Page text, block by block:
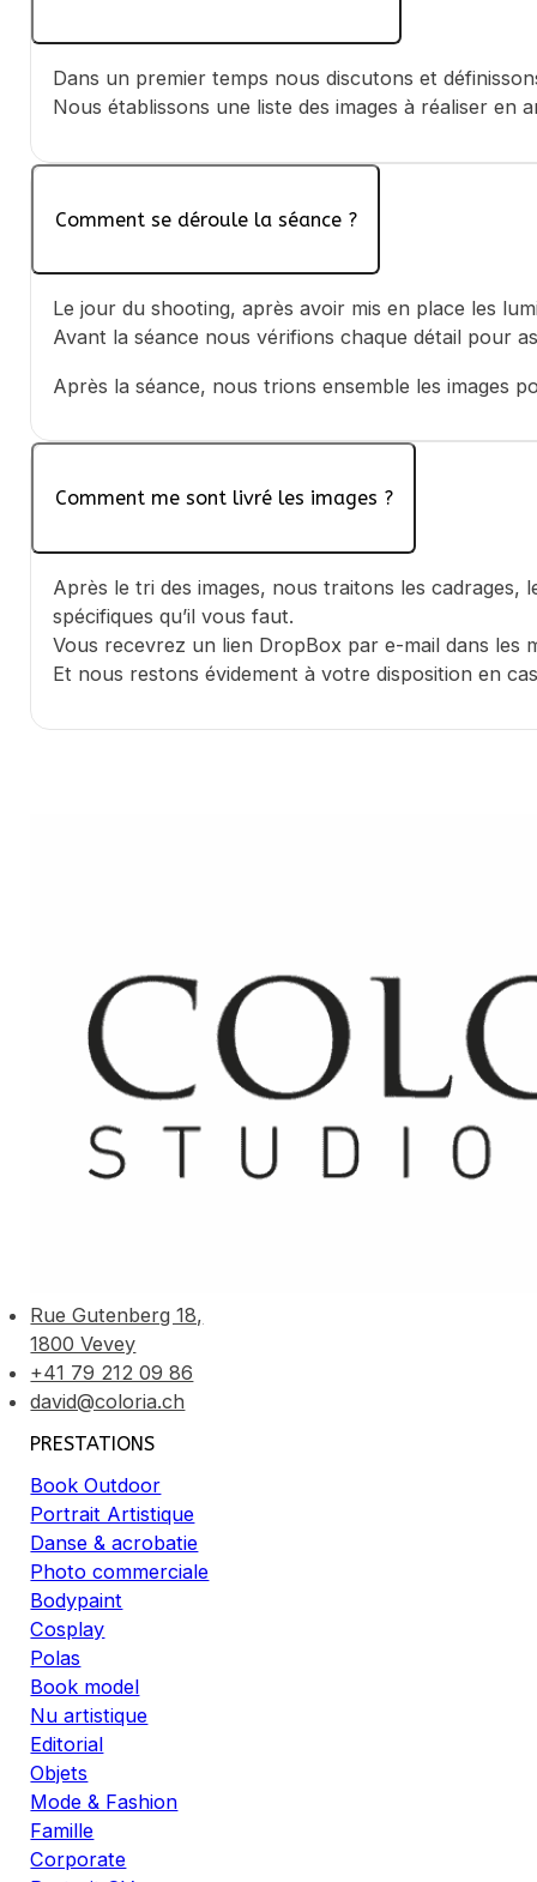
Dans un premier temps nous discutons et
Nous établissons une liste des images à réaliser
Comment se déroule la séance ?
Le jour du shooting, après avoir mis en place les
Avant la séance nous vérifions chaque détail pour
Après la séance, nous trions ensemble les images
Comment me sont livré les images ?
Après le tri des images, nous traitons les
spécifiques qu’il vous faut.
Vous recevrez un lien DropBox par e-mail dans les
Et nous restons évidement à votre disposition en
Rue Gutenberg 18,
1800 Vevey
+41 79 212 09 86
david@coloria.ch
PRESTATIONS
Book Outdoor
Portrait Artistique
Danse & acrobatie
Photo commerciale
Bodypaint
Cosplay
Polas
Book model
Nu artistique
Editorial
Objets
Mode & Fashion
Famille
Corporate